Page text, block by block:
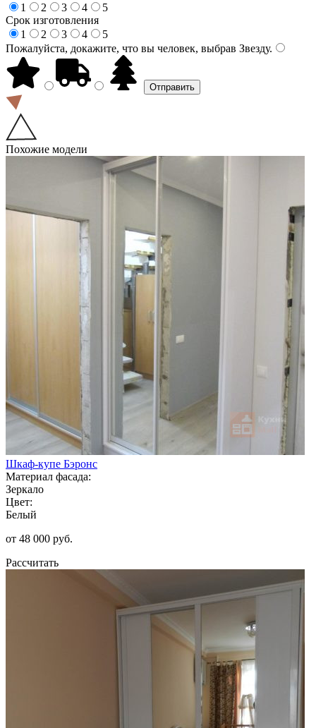
1
2 3 4
5
Срок изготовления
1
2 3 4
5
Пожалуйста, докажите, что вы человек, выбрав Звезду.
Похожие модели
Шкаф-купе Бэронс
Материал фасада:
Зеркало
Цвет:
Белый
от 48 000 руб.
Рассчитать